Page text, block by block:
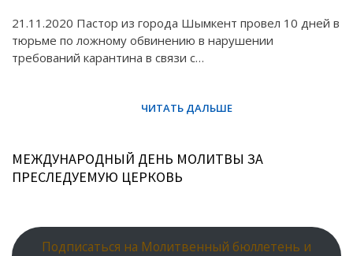
21.11.2020 Пастор из города Шымкент провел 10 дней в
тюрьме по ложному обвинению в нарушении
требований карантина в связи с…
МЕЖДУНАРОДНЫЙ ДЕНЬ МОЛИТВЫ ЗА
ПРЕСЛЕДУЕМУЮ ЦЕРКОВЬ
Подписаться на Молитвенный бюллетень и